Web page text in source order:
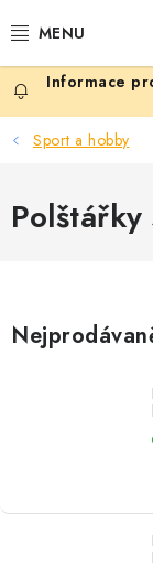
na
PRO ŽENY
PRO MUŽE
PRO DĚTI
PRO PÁRY
OKAMŽITĚ K
Sport a hobby